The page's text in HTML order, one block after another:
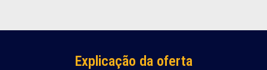
Explicação da oferta